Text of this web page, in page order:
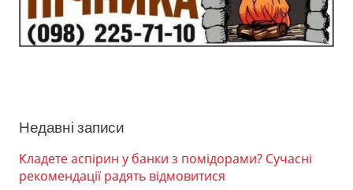
Недавні записи
Кладете аспірин у банки з помідорами? Сучасні
рекомендації радять відмовитися